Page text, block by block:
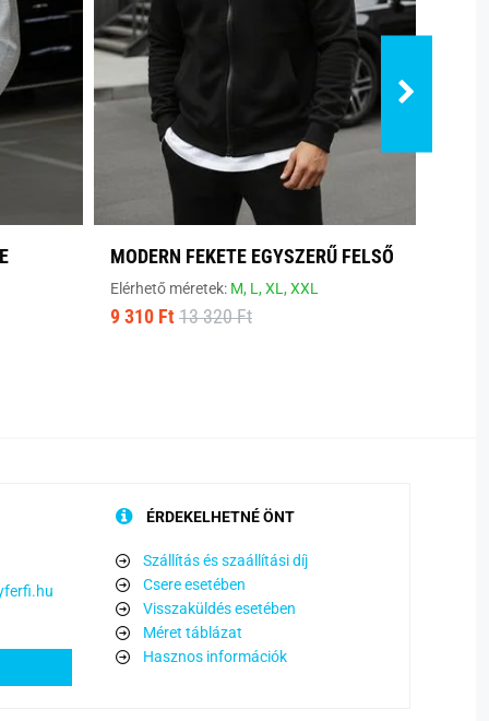
MODERN FEKETE EGYSZERŰ FELSŐ
Elérhető méretek: M, L,XL,XXL
9 310 Ft 13 320 Ft
ÉRDEKELHETNÉ ÖNT
Szállítás és szaállítási díj
Csere esetében
Visszaküldés esetében
Méret táblázat
Hasznos információk